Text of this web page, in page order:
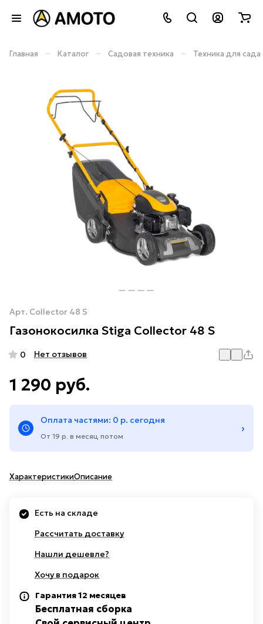
Главная – Каталог – Садовая техника – Техника для сада
Арт. Collector 48 S
Газонокосилка Stiga Collector 48 S
0 Нет отзывов
1 290 руб.
Оплата частями: 0 р. сегодня
От 19 р. в месяц потом
›
ХарактеристикиОписание
Есть на складе
Рассчитать доставку
Нашли дешевле?
Хочу в подарок
Гарантия 12 месяцев
Бесплатная сборка